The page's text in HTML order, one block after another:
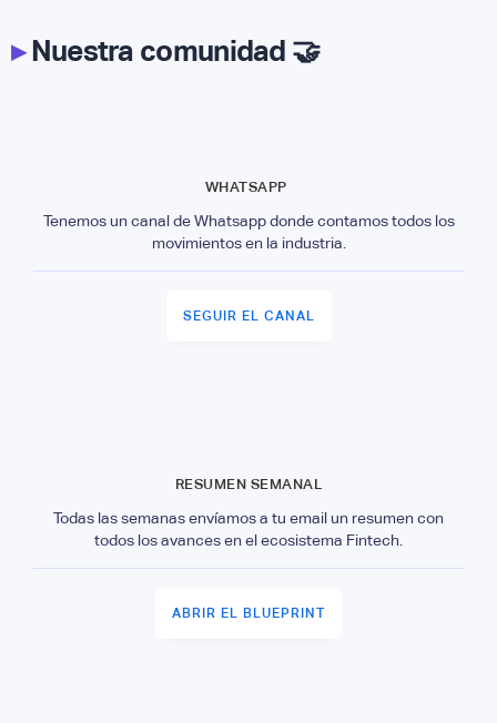
▸Nuestra comunidad 🤝
WHATSAPP
Tenemos un canal de Whatsapp donde contamos todos los
movimientos en la industria.
SEGUIR EL CANAL
RESUMEN SEMANAL
Todas las semanas envíamos a tu email un resumen con
todos los avances en el ecosistema Fintech.
ABRIR EL BLUEPRINT